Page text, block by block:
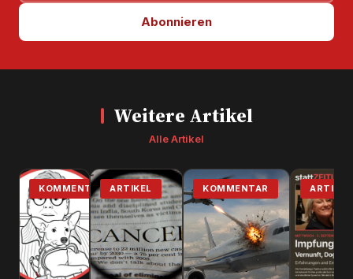
Abonnieren
Weitere Artikel
Alle Artikel
KOMMENTAR ARTIKEL KOMMENTAR ARTIKEL